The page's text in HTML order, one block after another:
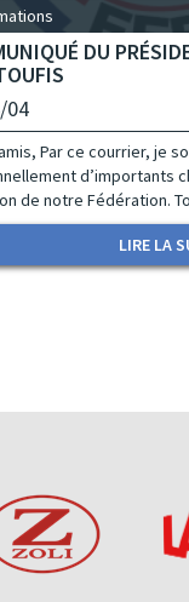
DU
04
Par ce courrier, je
d’importants
de notre Fédération.
LIRE LA